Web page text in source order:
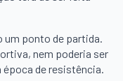
um ponto de partida.
nem poderia ser
de resistência.